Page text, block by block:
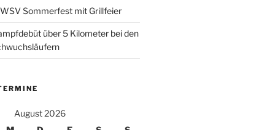
Sommerfest mit Grillfeier
über 5 Kilometer bei den
August 2026